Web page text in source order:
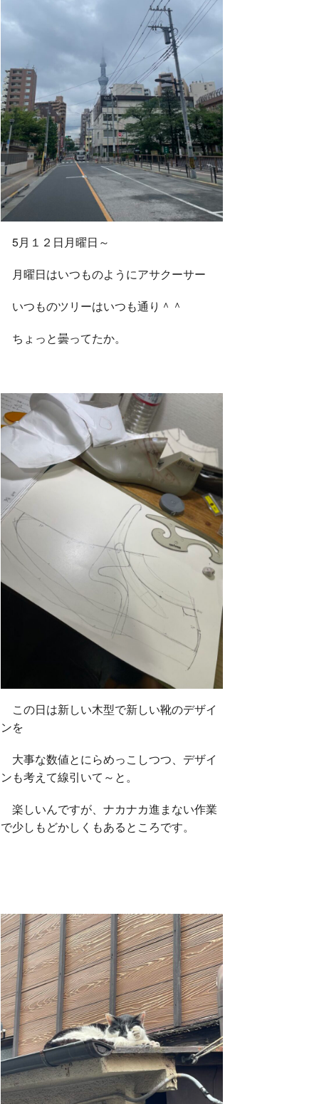
o
o
e
r
e
5月１２日月曜日～
月曜日はいつものようにアサクーサー
いつものツリーはいつも通り＾＾
ちょっと曇ってたか。
この日は新しい木型で新しい靴のデザイ
ンを
大事な数値とにらめっこしつつ、デザイ
ンも考えて線引いて～と。
楽しいんですが、ナカナカ進まない作業
で少しもどかしくもあるところです。